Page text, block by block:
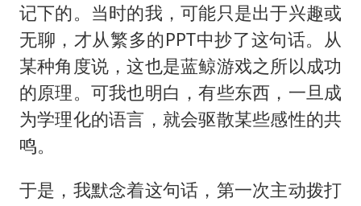
记下的。当时的我，可能只是出于兴趣或
无聊，才从繁多的PPT中抄了这句话。从
某种角度说，这也是蓝鲸游戏之所以成功
的原理。可我也明白，有些东西，一旦成
为学理化的语言，就会驱散某些感性的共
鸣。
于是，我默念着这句话，第一次主动拨打